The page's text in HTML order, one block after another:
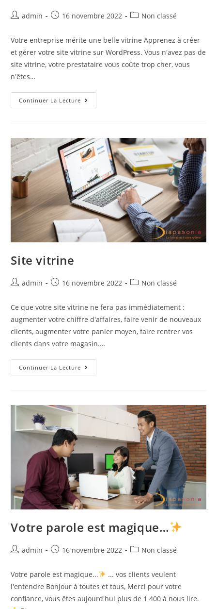
Auteur/autrice
la
publication :
admin
Post16 novembre 2022
PostNon classé
Votre entreprise mérite une belle vitrine Apprenez à créer
et gérer votre site vitrine sur WordPress. Vous n'avez pas de
site vitrine, votre prestataire vous coûte trop cher, vous
n'êtes…
Continuer La Lecture WordPress
Site vitrine
Auteur/autrice
la
publication :
admin
Post16 novembre 2022
PostNon classé
Ce que votre site vitrine ne fera pas immédiatement :
augmenter votre chiffre d'affaires, faire venir de nouveaux
clients, augmenter votre panier moyen, faire rentrer vos
clients dans votre magasin.…
Continuer La Lecture Site
Vitrine
Votre parole est magique…
Auteur/autrice
la
publication :
admin
Post16 novembre 2022
PostNon classé
Votre parole est magique...
... vos clients veulent
l'entendre Bonjour à toutes et tous, Merci pour votre
confiance, vous êtes aujourd'hui plus de 1 400 à nous lire.